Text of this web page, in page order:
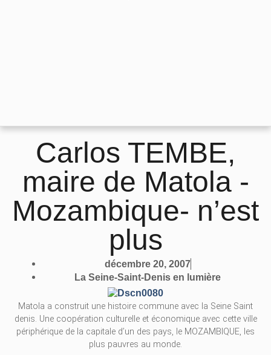
Carlos TEMBE,
maire de Matola -
Mozambique- n’est
plus
décembre 20, 2007
La Seine-Saint-Denis en lumière
Matola a construit une histoire commune avec la Seine Saint
denis. Une coopération culturelle et économique avec cette ville
périphérique de la capitale d’un des pays, le MOZAMBIQUE, les
plus pauvres au monde.